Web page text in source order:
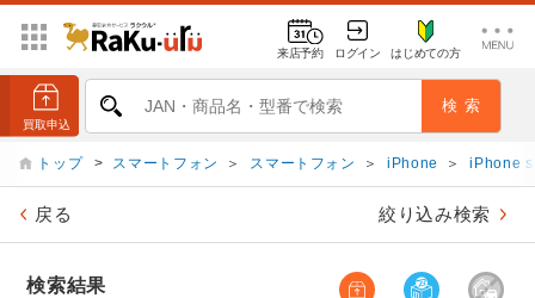
来店予約 ログイン はじめての方
トップ > スマートフォン ＞ スマートフォン ＞ iPhone ＞ iPhone
戻る 絞り込み検索
検索結果